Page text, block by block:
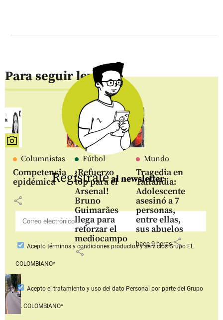
Para seguir leyendo
Columnistas
Competencia
epidémica
share
Fútbol
¡Refuerzo
top para el
Arsenal!
Bruno
Guimarães
llega para
reforzar el
mediocampo
share
Mundo
Tragedia en
Tailandia:
Adolescente
asesinó a 7
personas,
entre ellas,
sus abuelos
hace 9 horasshare
Regístrateal newsletter
Aceptotérminos y condiciones productos y serviciosGrupo EL
COLOMBIANO*
Acepto el tratamiento y uso del dato Personal por parte del Grupo
EL COLOMBIANO*